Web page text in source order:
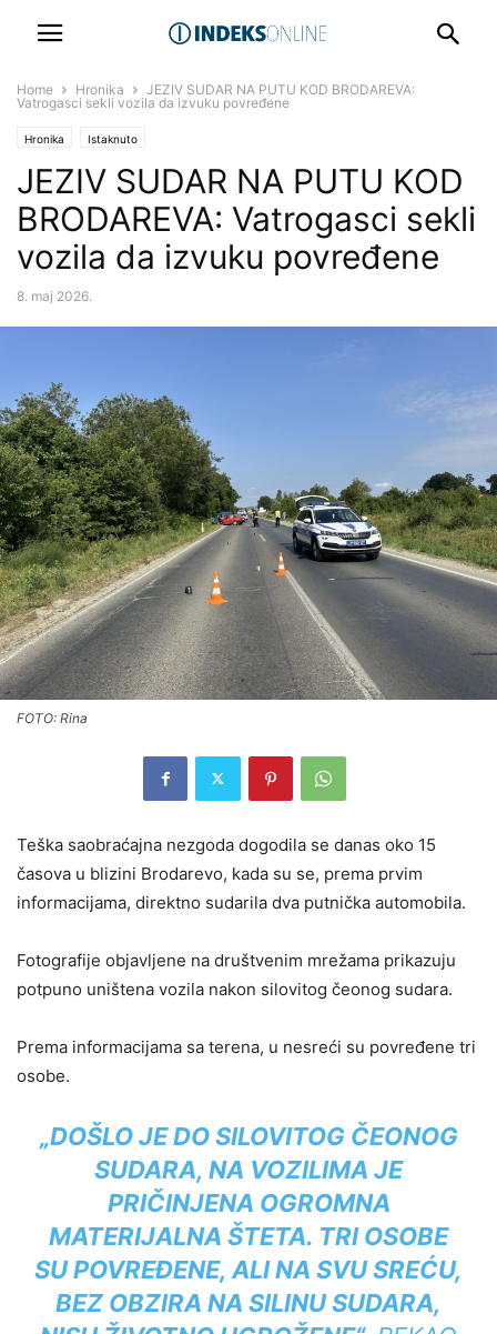
Home Hronika
JEZIV SUDAR NA PUTU KOD BRODAREVA:
Vatrogasci sekli vozila da izvuku povređene
Hronika Istaknuto
JEZIV SUDAR NA PUTU KOD
BRODAREVA: Vatrogasci sekli
vozila da izvuku povređene
8. maj 2026.
FOTO: Rina
Teška saobraćajna nezgoda dogodila se danas oko 15
časova u blizini Brodarevo, kada su se, prema prvim
informacijama, direktno sudarila dva putnička automobila.
Fotografije objavljene na društvenim mrežama prikazuju
potpuno uništena vozila nakon silovitog čeonog sudara.
Prema informacijama sa terena, u nesreći su povređene tri
osobe.
„DOŠLO JE DO SILOVITOG ČEONOG
SUDARA, NA VOZILIMA JE
PRIČINJENA OGROMNA
MATERIJALNA ŠTETA. TRI OSOBE
SU POVREĐENE, ALI NA SVU SREĆU,
BEZ OBZIRA NA SILINU SUDARA,